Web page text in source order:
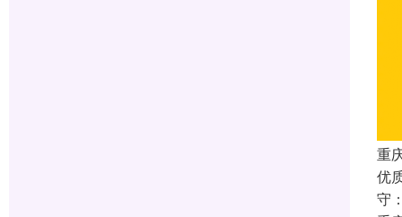
重
优
守